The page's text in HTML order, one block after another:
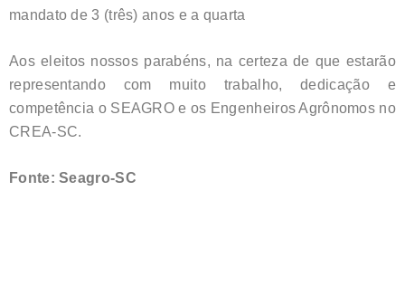
mandato de 3 (três) anos e a quarta
Aos eleitos nossos parabéns, na certeza de que estarão
representando com muito trabalho, dedicação e
competência o SEAGRO e os Engenheiros Agrônomos no
CREA-SC.
Fonte: Seagro-SC